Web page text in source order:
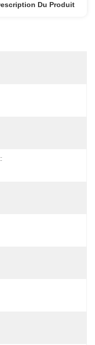
Du Produit